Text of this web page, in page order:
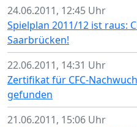
24.06.2011, 12:45 Uhr
Spielplan 2011/12 ist raus:
Saarbrücken!
22.06.2011, 14:31 Uhr
Zertifikat für CFC-
gefunden
21.06.2011, 15:06 Uhr